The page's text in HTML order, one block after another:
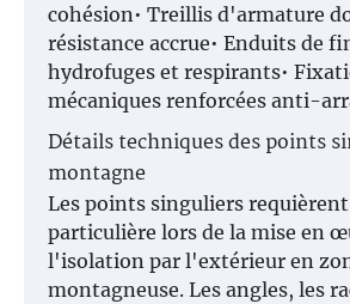
cohésion• Treillis d'armature
résistance accrue• Enduits de
hydrofuges et respirants•
mécaniques renforcées anti-
Détails techniques des points
montagne
Les points singuliers
particulière lors de la mise en
l'isolation par l'extérieur en
montagneuse. Les angles, les